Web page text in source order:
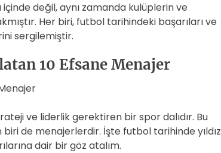
değil, aynı zamanda kulüplerin ve
Her biri, futbol tarihindeki başarıları ve
sergilemiştir.
10 Efsane Menajer
ve liderlik gerektiren bir spor dalıdır. Bu
de menajerlerdir. İşte futbol tarihinde yıldız
dair bir göz atalım.